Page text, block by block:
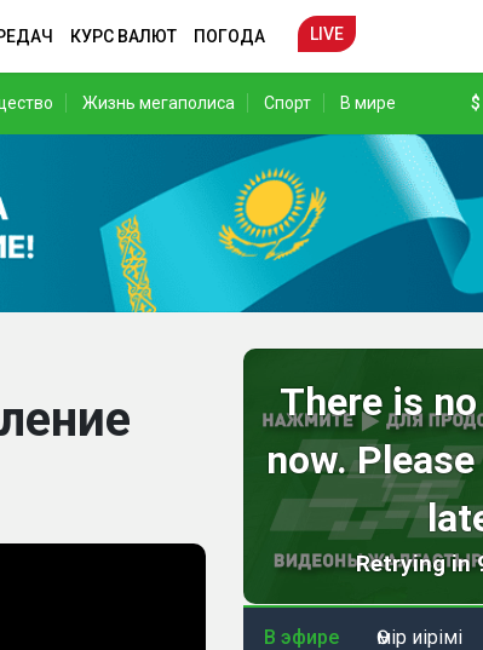
КУРС ВАЛЮТ ПОГОДА LIVE
Жизнь мегаполиса Спорт В мире $
В эфире Өмір иірімі